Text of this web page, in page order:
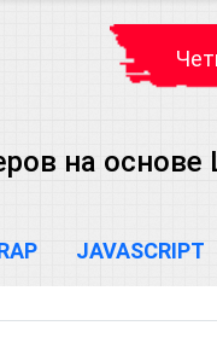
на основе
JAVASCRIPT